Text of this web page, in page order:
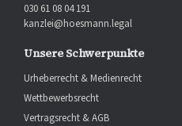
030 61 08 04 191
kanzlei@hoesmann.legal
Unsere Schwerpunkte
Urheberrecht & Medienrecht
Wettbewerbsrecht
Vertragsrecht & AGB